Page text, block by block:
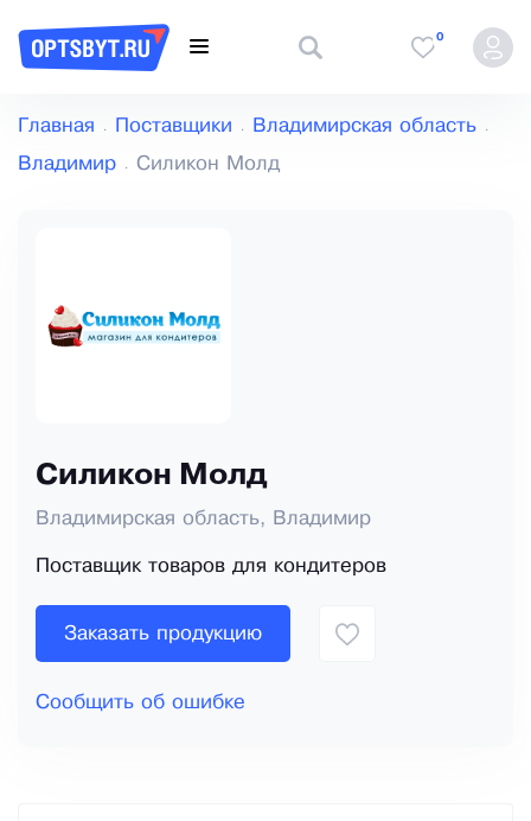
0
Главная Поставщики Владимирская область
Владимир Силикон Молд
Силикон Молд
Владимирская область, Владимир
Поставщик товаров для кондитеров
Заказать продукцию
Сообщить об ошибке